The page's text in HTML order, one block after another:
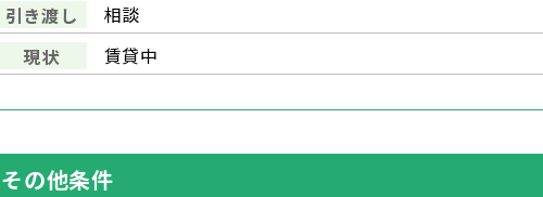
引き渡し
相談
現状
賃貸中
その他条件